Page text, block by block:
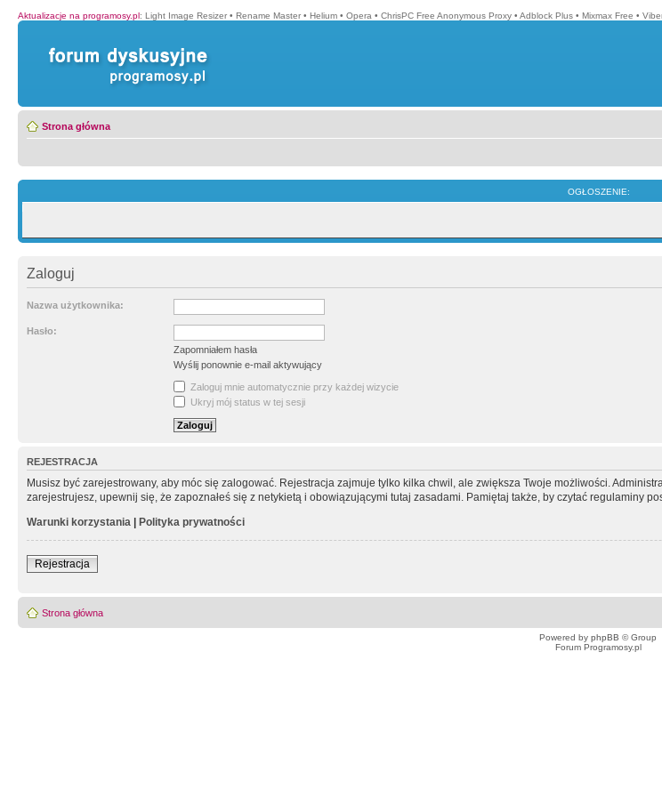
Aktualizacje na programosy.pl: Light Image Resizer • Rename Master • Helium • Opera • ChrisPC Free Anonymous Proxy • Adblock Plus • Mixmax Free •
Strona główna
OGŁOSZENIE:
Zaloguj
Nazwa użytkownika:
Hasło:
Zapomniałem hasła
Wyślij ponownie e-mail aktywujący
Zaloguj mnie automatycznie przy każdej wizycie
Ukryj mój status w tej sesji
REJESTRACJA
Musisz być zarejestrowany, aby móc się zalogować. Rejestracja zajmuje tylko kilka chwil, ale zwiększa Twoje możliwości.
zarejestrujesz, upewnij się, że zapoznałeś się z netykietą i obowiązującymi tutaj zasadami. Pamiętaj także, by czytać regulaminy
Warunki korzystania | Polityka prywatności
Rejestracja
Strona główna
Powered by phpBB © Group
Forum Programosy.pl